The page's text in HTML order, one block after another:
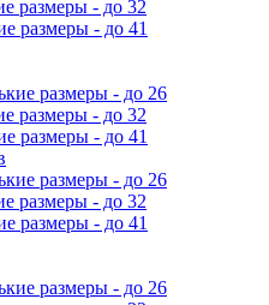
размеры - до 32
размеры - до 41
размеры - до 26
размеры - до 32
размеры - до 41
размеры - до 26
размеры - до 32
размеры - до 41
размеры - до 26